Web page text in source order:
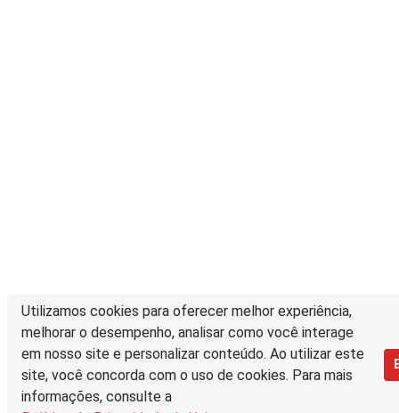
Utilizamos cookies para oferecer melhor experiência,
melhorar o desempenho, analisar como você interage
em nosso site e personalizar conteúdo. Ao utilizar este
site, você concorda com o uso de cookies. Para mais
informações, consulte a